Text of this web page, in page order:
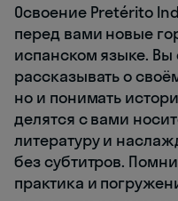
Освоение Pretérito
перед вами новые
испанском языке. Вы
рассказывать о
но и понимать
делятся с вами
литературу и
без субтитров.
практика и